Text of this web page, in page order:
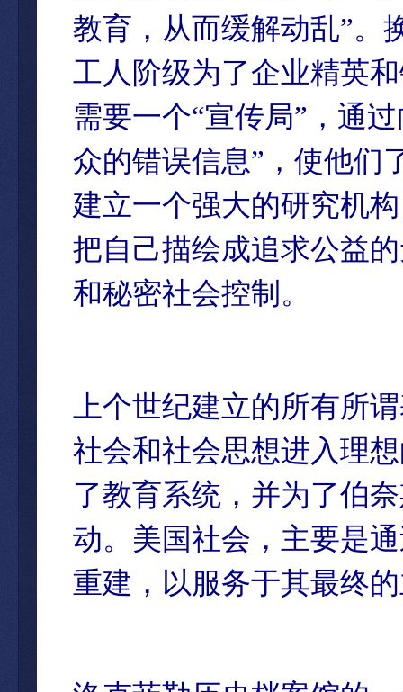
教育，从而缓解动乱”。
工人阶级为了企业精英
需要一个“宣传局”，通
众的错误信息”，使他们
建立一个强大的研究机
把自己描绘成追求公益
和秘密社会控制。
上个世纪建立的所有所
社会和社会思想进入理
了教育系统，并为了伯
动。美国社会，主要是
重建，以服务于其最终